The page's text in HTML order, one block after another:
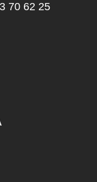
70 62 25